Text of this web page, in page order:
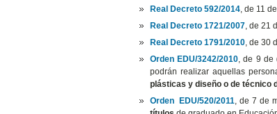
Real Decreto 592/2014, de 11
Real Decreto 1721/2007, de 21
Real Decreto 1791/2010, de 30
Orden EDU/3242/2010 , de 9
podrán realizar aquellas
plásticas y diseño o de técnico
Orden EDU/520/2011 , de 7 de